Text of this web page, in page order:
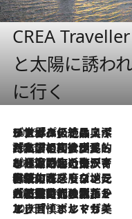
CREA
と太陽に誘わ
に行く
2026.8.8
リスボンの絶品スイーツ「パステル・デ・ナタ」とは？ポルトガル伝統の奥深い世界へ
2026.7.27
「私の祖国はポルトガル語です」国民的詩人フェルナンド・ペソアと、彼が愛した文学の街を歩く
2026.7.26
ポルトガル近海が育む極上の海の幸。キリリと冷えた白ワインと愉しむ、シーフード専門店の贅沢
2026.7.22
伝統の味をモダンに昇華。高感度な地元客が集う、リスボンの最旬ガストロノミー
2026.7.21
大航海時代の栄華から、震災、独裁、そして革命へ。ポルトガル・首都リスボンの石畳に刻まれた「歴史の光と影」
2026.7.13
エッセイ・ヤマザキマリ「慎ましくも美しき国 ポルトガル」